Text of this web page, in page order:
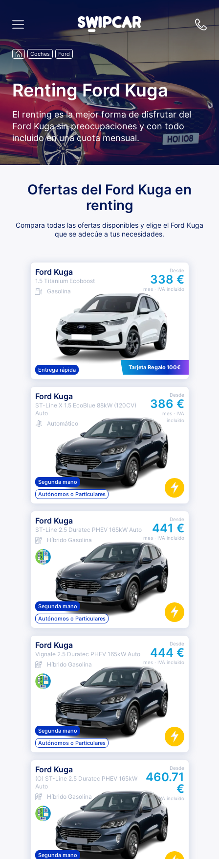
Coches Ford
Renting Ford Kuga
El renting es la mejor forma de disfrutar del
Ford Kuga sin preocupaciones y con todo
incluido en una cuota mensual.
Ofertas del Ford Kuga en
renting
Compara todas las ofertas disponibles y elige el Ford Kuga
que se adecúe a tus necesidades.
Ford Kuga
1.5 Titanium Ecoboost
Gasolina
Desde
338 €
mes· IVA incluido
Entrega rápida Tarjeta Regalo 100€
Ford Kuga
ST-Line X 1.5 EcoBlue 88kW (120CV)
Auto
Automático
Desde
386 €
mes· IVA
incluido
Segunda mano
Autónomos o Particulares
Ford Kuga
ST-Line 2.5 Duratec PHEV 165kW Auto
Híbrido Gasolina
Desde
441 €
mes· IVA incluido
Segunda mano
Autónomos o Particulares
Ford Kuga
Vignale 2.5 Duratec PHEV 165kW Auto
Híbrido Gasolina
Desde
444 €
mes· IVA incluido
Segunda mano
Autónomos o Particulares
Ford Kuga
(O) ST-Line 2.5 Duratec PHEV 165kW
Auto
Híbrido Gasolina
Desde
460.71
€
mes· IVA incluido
Segunda mano